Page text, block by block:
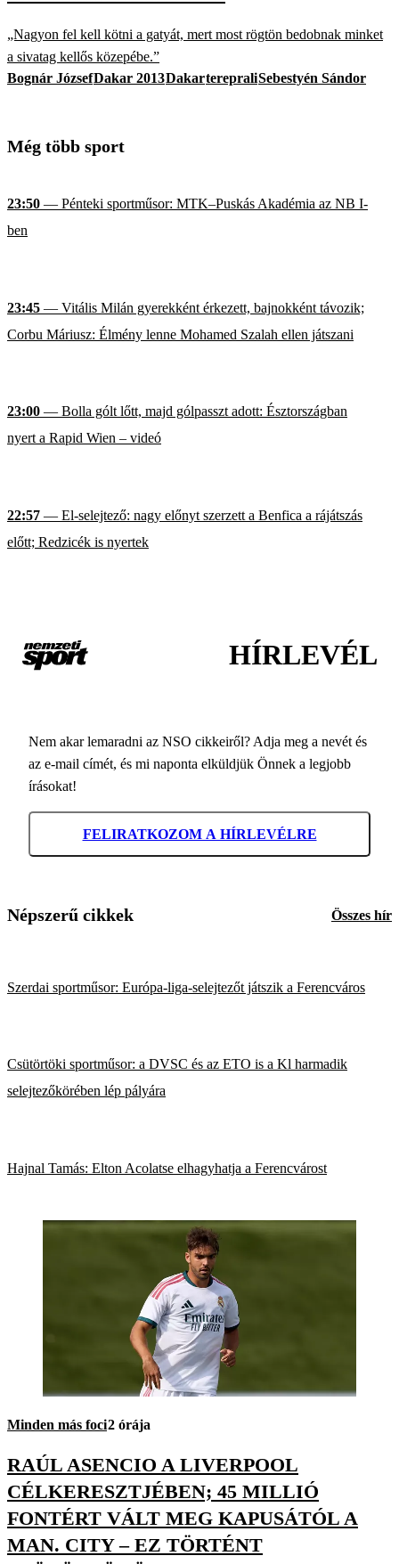
„Nagyon fel kell kötni a gatyát, mert most rögtön bedobnak minket
a sivatag kellős közepébe.”
Bognár JózsefDakar 2013DakarterepraliSebestyén Sándor
Még több sport
23:50 — Pénteki sportműsor: MTK–Puskás Akadémia az NB I-
ben
23:45 — Vitális Milán gyerekként érkezett, bajnokként távozik;
Corbu Máriusz: Élmény lenne Mohamed Szalah ellen játszani
23:00 — Bolla gólt lőtt, majd gólpasszt adott: Észtországban
nyert a Rapid Wien – videó
22:57 — El-selejtező: nagy előnyt szerzett a Benfica a rájátszás
előtt; Redzicék is nyertek
HÍRLEVÉL
Nem akar lemaradni az NSO cikkeiről? Adja meg a nevét és
az e-mail címét, és mi naponta elküldjük Önnek a legjobb
írásokat!
FELIRATKOZOM A HÍRLEVÉLRE
Népszerű cikkek Összes hír
Szerdai sportműsor: Európa-liga-selejtezőt játszik a Ferencváros
Csütörtöki sportműsor: a DVSC és az ETO is a Kl harmadik
selejtezőkörében lép pályára
Hajnal Tamás: Elton Acolatse elhagyhatja a Ferencvárost
Minden más foci2 órája
RAÚL ASENCIO A LIVERPOOL
CÉLKERESZTJÉBEN; 45 MILLIÓ
FONTÉRT VÁLT MEG KAPUSÁTÓL A
MAN. CITY – EZ TÖRTÉNT